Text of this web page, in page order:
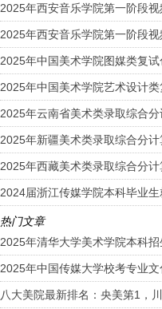
2025年西安音乐学院第一阶段
2025年西安音乐学院第一阶段
2025年中国美术学院图媒类复试
2025年中国美术学院艺术设计
2025年云南省美术类录取综合
2025年新疆美术类录取综合分
2025年西藏美术类录取综合分
2024届浙江传媒学院本科毕业
热门文章
2025年清华大学美术学院本科
2025年中国传媒大学校考专业
八大美院最新排名：央美第1，